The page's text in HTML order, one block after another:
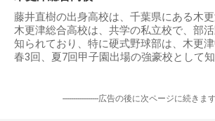
藤井直樹の出身高校は、千葉県にある木更
木更津総合高校は、共学の私立校で、部
知られており、特に硬式野球部は、木更
春3回、夏7回甲子園出場の強豪校として知
-----------------広告の後に次ページに続きます